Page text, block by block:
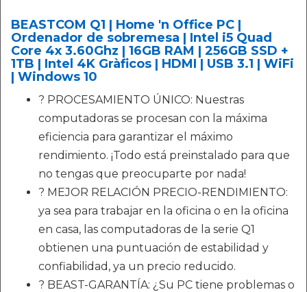
BEASTCOM Q1 | Home 'n Office PC |
Ordenador de sobremesa | Intel i5 Quad
Core 4x 3.60Ghz | 16GB RAM | 256GB SSD +
1TB | Intel 4K Gràficos | HDMI | USB 3.1 | WiFi
| Windows 10
? PROCESAMIENTO ÚNICO: Nuestras
computadoras se procesan con la máxima
eficiencia para garantizar el máximo
rendimiento. ¡Todo está preinstalado para que
no tengas que preocuparte por nada!
? MEJOR RELACIÓN PRECIO-RENDIMIENTO:
ya sea para trabajar en la oficina o en la oficina
en casa, las computadoras de la serie Q1
obtienen una puntuación de estabilidad y
confiabilidad, ya un precio reducido.
? BEAST-GARANTÍA: ¿Su PC tiene problemas o